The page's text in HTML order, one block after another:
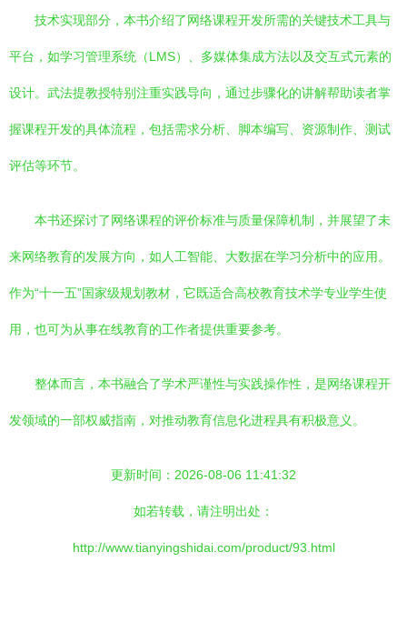
技术实现部分，本书介绍了网络课程开发所需的关键技术工具与
平台，如学习管理系统（LMS）、多媒体集成方法以及交互式元素的
设计。武法提教授特别注重实践导向，通过步骤化的讲解帮助读者掌
握课程开发的具体流程，包括需求分析、脚本编写、资源制作、测试
评估等环节。
本书还探讨了网络课程的评价标准与质量保障机制，并展望了未
来网络教育的发展方向，如人工智能、大数据在学习分析中的应用。
作为“十一五”国家级规划教材，它既适合高校教育技术学专业学生使
用，也可为从事在线教育的工作者提供重要参考。
整体而言，本书融合了学术严谨性与实践操作性，是网络课程开
发领域的一部权威指南，对推动教育信息化进程具有积极意义。
更新时间：2026-08-06 11:41:32
如若转载，请注明出处：
http://www.tianyingshidai.com/product/93.html